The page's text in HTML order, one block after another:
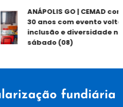
ANÁPOLIS GO | CEMAD
30 anos com evento
inclusão e diversidade
sábado (08)
fundiária